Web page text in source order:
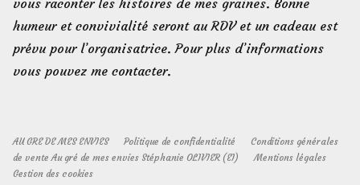
humeur et convivialité seront au RDV et un cadeau est
prévu pour l’organisatrice. Pour plus d’informations
vous pouvez me contacter.
AU GRE DE MES ENVIES Politique de confidentialité
Conditions générales
de vente Au gré de mes envies Stéphanie OLIVIER (EI)
Mentions légales
Gestion des cookies